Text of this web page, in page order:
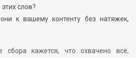
слов?
к вашему контенту без натяжек,
кажется, что охвачено всё,